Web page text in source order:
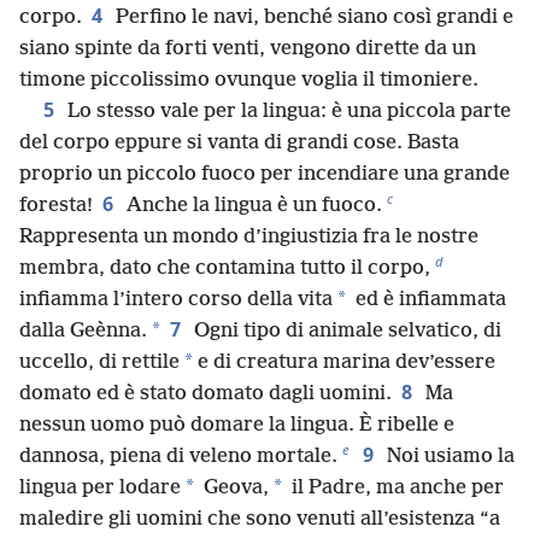
corpo. 4 Perfino le navi, benché siano così grandi e
siano spinte da forti venti, vengono dirette da un
timone piccolissimo ovunque voglia il timoniere.
5 Lo stesso vale per la lingua: è una piccola parte
del corpo eppure si vanta di grandi cose. Basta
proprio un piccolo fuoco per incendiare una grande
foresta! 6 Anche la lingua è un fuoco. c
Rappresenta un mondo d’ingiustizia fra le nostre
membra, dato che contamina tutto il corpo, d
infiamma l’intero corso della vita * ed è infiammata
dalla Geènna. * 7 Ogni tipo di animale selvatico, di
uccello, di rettile * e di creatura marina dev’essere
domato ed è stato domato dagli uomini. 8 Ma
nessun uomo può domare la lingua. È ribelle e
dannosa, piena di veleno mortale. e 9 Noi usiamo la
lingua per lodare * Geova, * il Padre, ma anche per
maledire gli uomini che sono venuti all’esistenza “a